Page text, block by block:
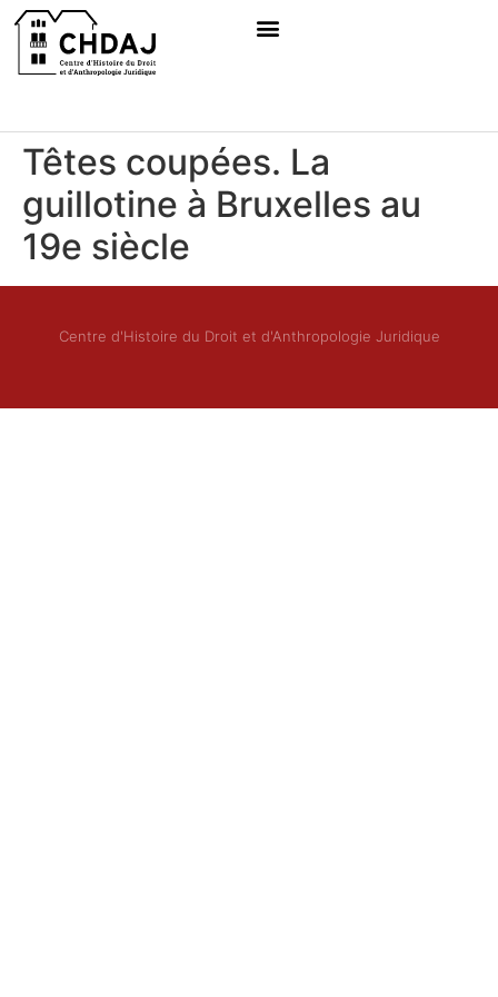
Têtes coupées. La
guillotine à Bruxelles au
19e siècle
Centre d'Histoire du Droit et d'Anthropologie Juridique